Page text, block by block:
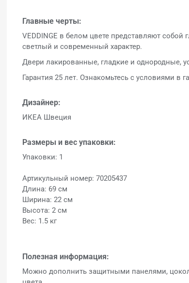
Главные черты:
VEDDINGE в белом цвете представляют собой
светлый и современный характер.
Двери лакированные, гладкие и однородные,
Гарантия 25 лет. Ознакомьтесь с условиями в
Дизайнер:
ИКЕА Швеция
Размеры и вес упаковки:
Упаковки: 1
Артикульный номер: 70205437
Длина: 69 см
Ширина: 22 см
Высота: 2 см
Вес: 1.5 кг
Полезная информация:
Можно дополнить защитными панелями,